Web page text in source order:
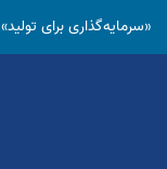
«سرمایه‌گذاری برای تولید»